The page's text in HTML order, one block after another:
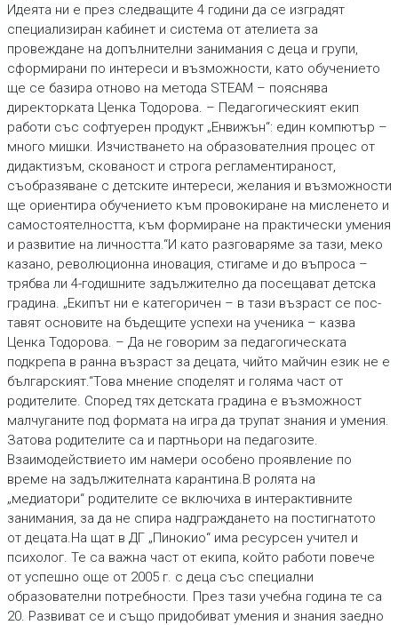
Идеята ни е през следващите 4 години да се изградят
специализиран кабинет и система от ателиета за
провеждане на допълнителни занимания с деца и групи,
сформирани по интереси и възможности, като обучението
ще се базира отново на метода STEAM – пояснява
директорката Ценка Тодорова. – Педагогическият екип
работи със софтуерен продукт „Енвижън“: един компютър –
много мишки. Изчистването на образователния процес от
дидактизъм, скованост и строга регламентираност,
съобразяване с детските интереси, желания и възможности
ще ориентира обучението към провокиране на мисленето и
самостоятелността, към формиране на практически умения
и развитие на личността.“И като разговаряме за тази, меко
казано, революционна иновация, стигаме и до въпроса –
трябва ли 4-годишните задължително да посещават детска
градина. „Екипът ни е категоричен – в тази възраст се пос-
тавят основите на бъдещите успехи на ученика – казва
Ценка Тодорова. – Да не говорим за педагогическата
подкрепа в ранна възраст за децата, чийто майчин език не е
българският.“Това мнение споделят и голяма част от
родителите. Според тях детската градина е възможност
малчуганите под формата на игра да трупат знания и умения.
Затова родителите са и партньори на педагозите.
Взаимодействието им намери особено проявление по
време на задължителната карантина.В ролята на
„медиатори“ родителите се включиха в интерактивните
занимания, за да не спира надграждането на постигнатото
от децата.На щат в ДГ „Пинокио“ има ресурсен учител и
психолог. Те са важна част от екипа, който работи повече
от успешно още от 2005 г. с деца със специални
образователни потребности. През тази учебна година те са
20. Развиват се и също придобиват умения и знания заедно